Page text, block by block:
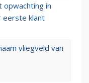
opwachting in
eerste klant
vliegveld van